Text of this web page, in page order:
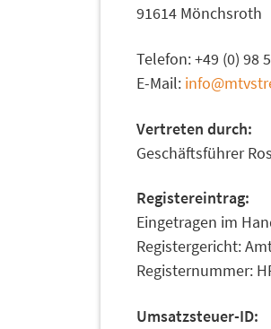
91614 Mönchsroth
Telefon: +49 (0) 98
E-Mail:
Vertreten durch:
Geschäftsführer
Registereintrag:
Eingetragen im
Registergericht:
Registernummer:
Umsatzsteuer-ID: